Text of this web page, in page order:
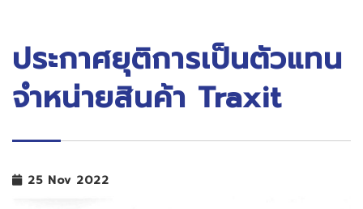
ประกาศยุติการเป็นตัวแทน
จำหน่ายสินค้า Traxit
25 Nov 2022